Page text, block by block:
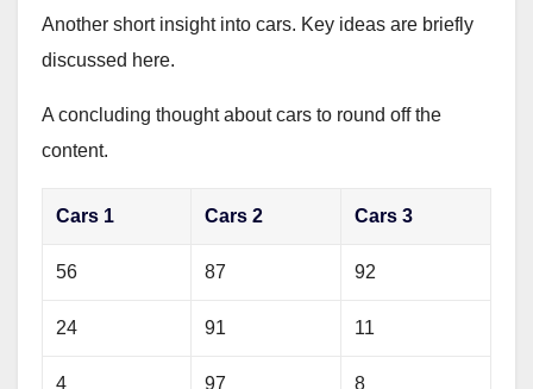
Another short insight into cars. Key ideas are briefly
discussed here.
A concluding thought about cars to round off the
content.
Cars 1 Cars 2 Cars 3
56 87 92
24 91 11
4 97 8